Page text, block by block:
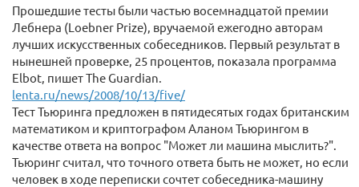
Прошедшие тесты были частью восемнадцатой премии
Лебнера (Loebner Prize), вручаемой ежегодно авторам
лучших искусственных собеседников. Первый результат в
нынешней проверке, 25 процентов, показала программа
Elbot, пишет The Guardian.
lenta.ru/news/2008/10/13/five/
Тест Тьюринга предложен в пятидесятых годах британским
математиком и криптографом Аланом Тьюрингом в
качестве ответа на вопрос "Может ли машина мыслить?".
Тьюринг считал, что точного ответа быть не может, но если
человек в ходе переписки сочтет собеседника-машину